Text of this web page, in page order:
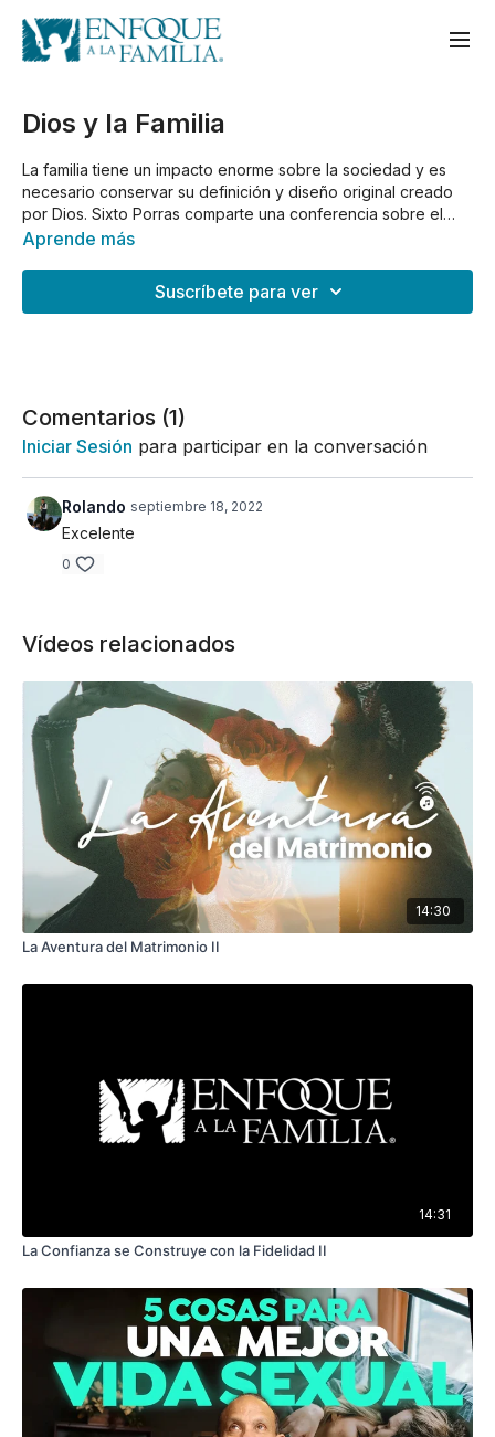
Dios y la Familia
La familia tiene un impacto enorme sobre la sociedad y es
necesario conservar su definición y diseño original creado
por Dios. Sixto Porras comparte una conferencia sobre el
diseño original del hogar.
Aprende más
Suscríbete para ver
Comentarios (1)
Iniciar Sesión para participar en la conversación
Rolando septiembre 18, 2022
Excelente
0
Vídeos relacionados
14:30
La Aventura del Matrimonio II
14:31
La Confianza se Construye con la Fidelidad II